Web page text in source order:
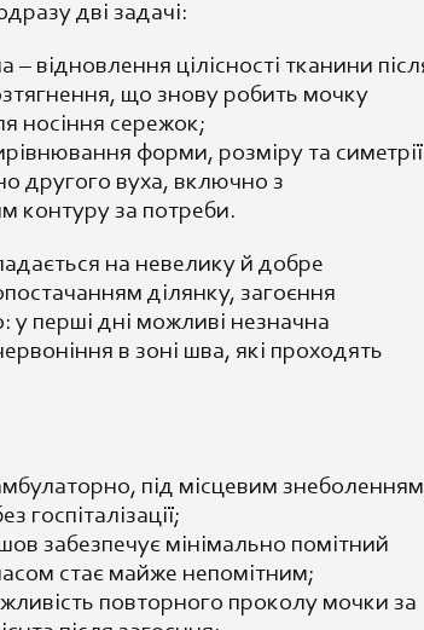
дві задачі:
– відновлення цілісності тканини
що знову робить мочку
носіння сережок;
форми, розміру та симетрії
другого вуха, включно з
контуру за потреби.
на невелику й добре
ділянку, загоєння
перші дні можливі незначна
в зоні шва, які проходять
під місцевим
госпіталізації;
забезпечує мінімально помітний
стає майже непомітним;
повторного проколу мочки за